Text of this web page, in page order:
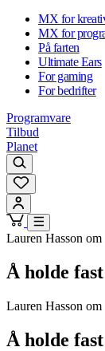
MX for
MX for
På farten
Ultimate Ears
For gaming
For bedrifter
Programvare
Tilbud
Planet
Lauren Hasson om
Å holde
Lauren Hasson om
Å holde